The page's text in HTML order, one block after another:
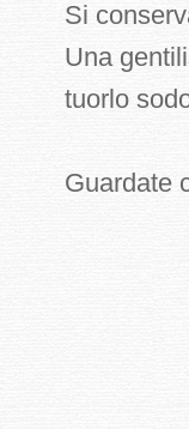
Si
Una
tuorlo
Guardate